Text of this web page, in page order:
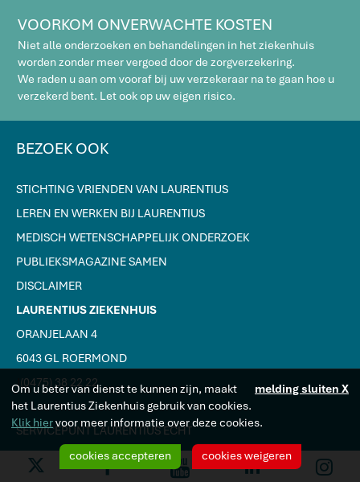
VOORKOM ONVERWACHTE KOSTEN
Niet alle onderzoeken en behandelingen in het ziekenhuis
worden zonder meer vergoed door de zorgverzekering.
We raden u aan om vooraf bij uw verzekeraar na te gaan hoe u
verzekerd bent. Let ook op uw eigen risico.
BEZOEK OOK
STICHTING VRIENDEN VAN LAURENTIUS
LEREN EN WERKEN BIJ LAURENTIUS
MEDISCH WETENSCHAPPELIJK ONDERZOEK
PUBLIEKSMAGAZINE SAMEN
DISCLAIMER
LAURENTIUS ZIEKENHUIS
ORANJELAAN 4
6043 GL ROERMOND
J(0475) 38 22 22
SERVICEPUNT LAURENTIUS ECHT
F Y L
melding sluiten X
Om u beter van dienst te kunnen zijn, maakt
het Laurentius Ziekenhuis gebruik van cookies.
Klik hiervoor meer informatie over deze cookies.
cookies accepteren cookies weigeren